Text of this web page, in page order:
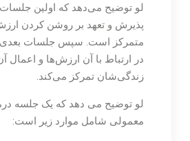
لو توضیح می‌دهد که اولین
پذیرش و تعهد بر روشن کردن
متمرکز است. سپس جلسات بعدی
در ارتباط با آن ارزش‌ها و اعمال
زندگی‌شان تمرکز می‌کند.
معمولی شامل موارد زیر است: